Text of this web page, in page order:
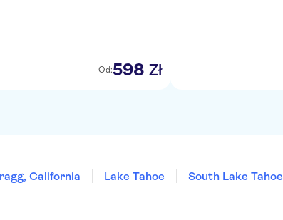
Od:598 Zł
California Lake Tahoe South Lake Tahoe